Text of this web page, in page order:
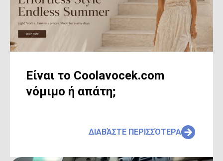
Είναι το Coolavocek.com
νόμιμο ή απάτη;
ΔΙΑΒΆΣΤΕ ΠΕΡΙΣΣΌΤΕΡΑ